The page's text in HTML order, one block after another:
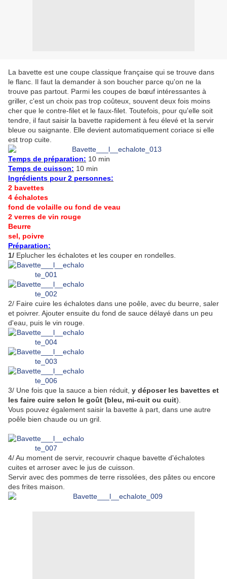
La bavette est une coupe classique française qui se trouve dans
le flanc. Il faut la demander à son boucher parce qu'on ne la
trouve pas partout. Parmi les coupes de bœuf intéressantes à
griller, c'est un choix pas trop coûteux, souvent deux fois moins
cher que le contre-filet et le faux-filet. Toutefois, pour qu'elle soit
tendre, il faut saisir la bavette rapidement à feu élevé et la servir
bleue ou saignante. Elle devient automatiquement coriace si elle
est trop cuite.
Temps de préparation: 10 min
Temps de cuisson: 10 min
Ingrédients pour 2 personnes:
2 bavettes
4 échalotes
fond de volaille ou fond de veau
2 verres de vin rouge
Beurre
sel, poivre
Préparation:
1/ Eplucher les échalotes et les couper en rondelles.
2/ Faire cuire les échalotes dans une poêle, avec du beurre, saler
et poivrer. Ajouter ensuite du fond de sauce délayé dans un peu
d'eau, puis le vin rouge.
3/ Une fois que la sauce a bien réduit, y déposer les bavettes et
les faire cuire selon le goût (bleu, mi-cuit ou cuit).
Vous pouvez également saisir la bavette à part, dans une autre
poêle bien chaude ou un gril.
4/ Au moment de servir, recouvrir chaque bavette d'échalotes
cuites et arroser avec le jus de cuisson.
Servir avec des pommes de terre rissolées, des pâtes ou encore
des frites maison.